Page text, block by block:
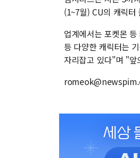
(1~7월) CU의 캐릭터
업계에서는 포켓몬
등 다양한 캐릭터는
자리잡고 있다"며 "앞